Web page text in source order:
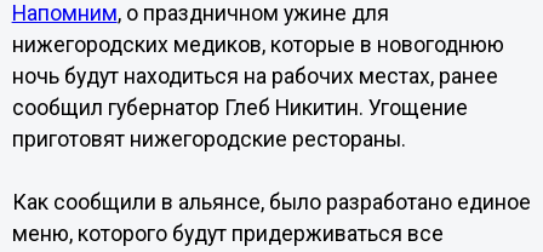
Напомним, о праздничном ужине для
нижегородских медиков, которые в новогоднюю
ночь будут находиться на рабочих местах, ранее
сообщил губернатор Глеб Никитин. Угощение
приготовят нижегородские рестораны.
Как сообщили в альянсе, было разработано единое
меню, которого будут придерживаться все